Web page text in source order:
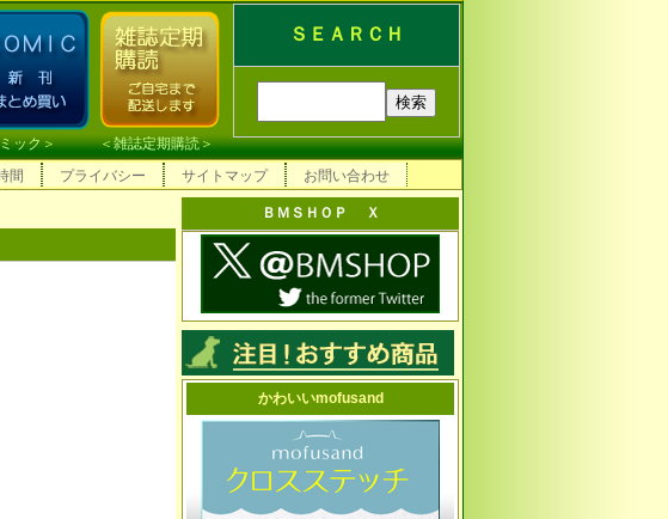
ＳＥＡＲＣＨ
ック＞ ＜雑誌定期購読＞
間 プライバシー サイトマップ お問い合わせ
ＢＭＳＨＯＰ Ｘ
かわいいmofusand